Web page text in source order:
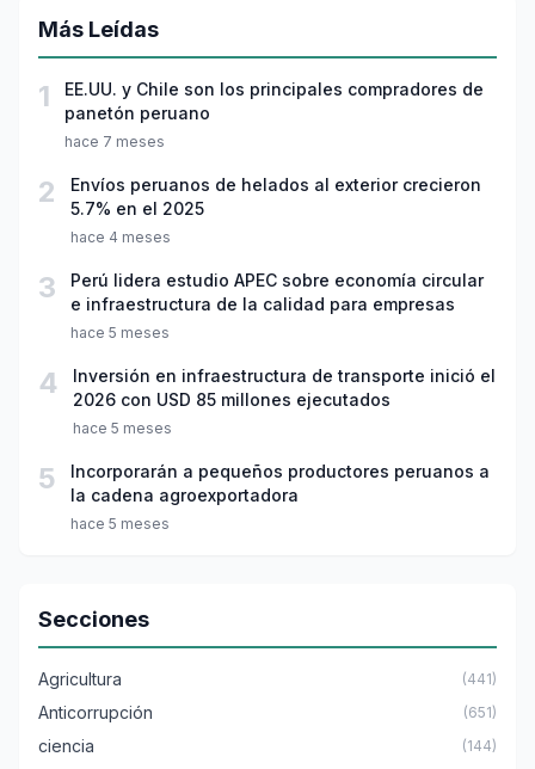
Más Leídas
1
EE.UU. y Chile son los principales compradores de
panetón peruano
hace 7 meses
2
Envíos peruanos de helados al exterior crecieron
5.7% en el 2025
hace 4 meses
3
Perú lidera estudio APEC sobre economía circular
e infraestructura de la calidad para empresas
hace 5 meses
4
Inversión en infraestructura de transporte inició el
2026 con USD 85 millones ejecutados
hace 5 meses
5
Incorporarán a pequeños productores peruanos a
la cadena agroexportadora
hace 5 meses
Secciones
Agricultura (441)
Anticorrupción (651)
ciencia (144)